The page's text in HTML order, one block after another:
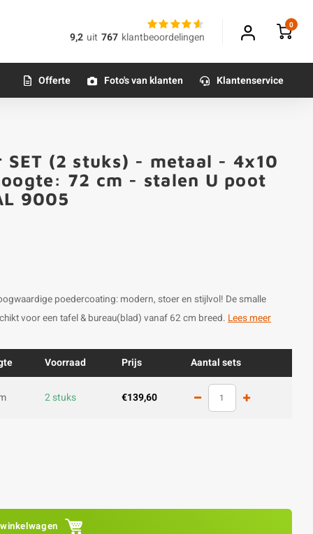
9,2 uit 767 klantbeoordelingen
0
Offerte Foto's van klanten Klantenservice
(2 stuks) - metaal - 4x10
72 cm - stalen U poot
9005
poedercoating: modern, stoer en stijlvol! De smalle
voor een tafel & bureau(blad) vanaf 62 cm breed. Lees meer
Voorraad Prijs Aantal sets
2 stuks €139,60